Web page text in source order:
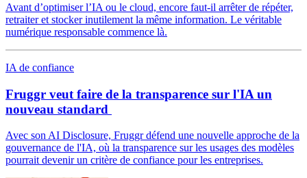
Avant d’optimiser l’IA ou le cloud, encore faut-il arrêter de répéter,
retraiter et stocker inutilement la même information. Le véritable
numérique responsable commence là.
IA de confiance
Fruggr veut faire de la transparence sur l'IA un
nouveau standard
Avec son AI Disclosure, Fruggr défend une nouvelle approche de la
gouvernance de l'IA, où la transparence sur les usages des modèles
pourrait devenir un critère de confiance pour les entreprises.